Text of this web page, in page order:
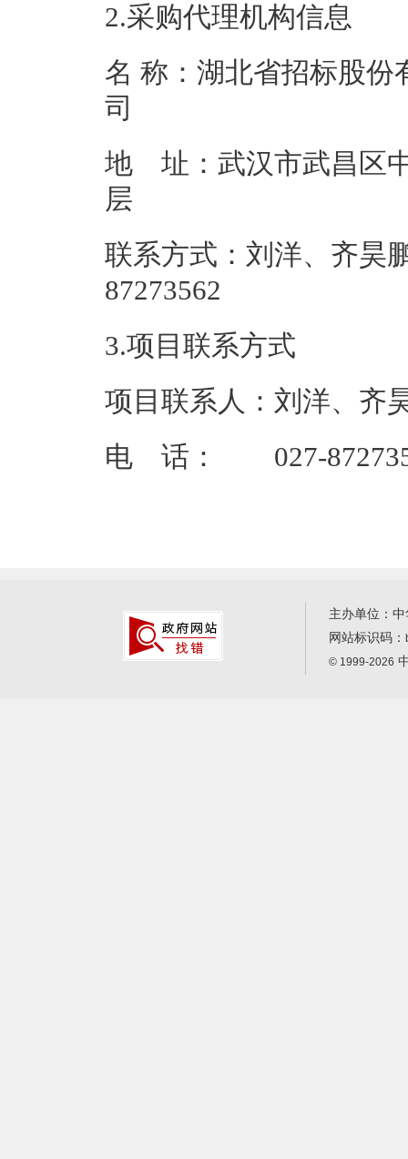
2.采购代理机构信息
名 称：湖北省招标股份
地 址：武汉市武昌区
联系方式：刘洋、齐昊
3.项目联系方式
项目联系人：刘洋、齐
电 话： 027-
主办单位：
网站标识码：
© 1999-2026